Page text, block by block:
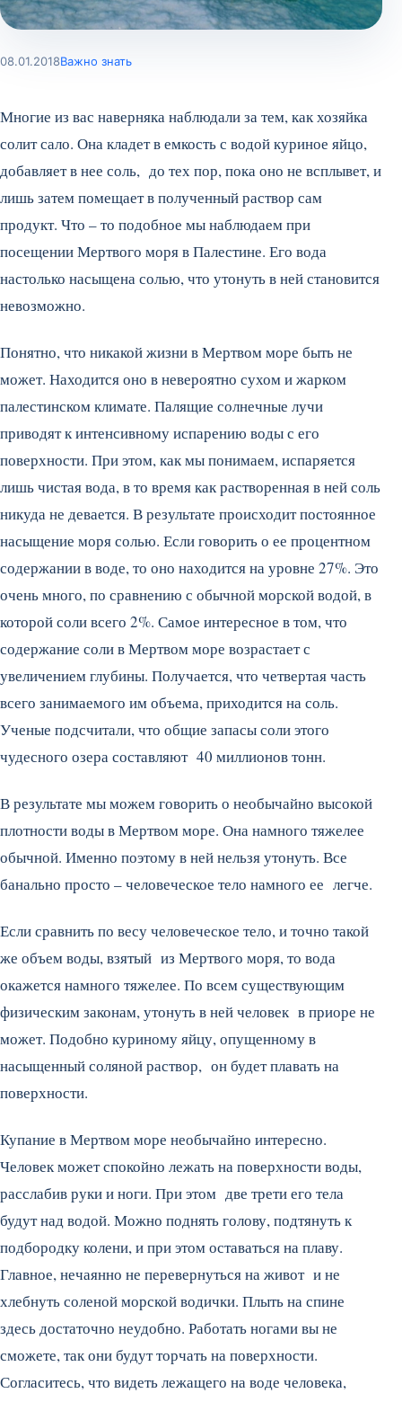
08.01.2018Важно знать
Многие из вас наверняка наблюдали за тем, как хозяйка
солит сало. Она кладет в емкость с водой куриное яйцо,
добавляет в нее соль, до тех пор, пока оно не всплывет, и
лишь затем помещает в полученный раствор сам
продукт. Что – то подобное мы наблюдаем при
посещении Мертвого моря в Палестине. Его вода
настолько насыщена солью, что утонуть в ней становится
невозможно.
Понятно, что никакой жизни в Мертвом море быть не
может. Находится оно в невероятно сухом и жарком
палестинском климате. Палящие солнечные лучи
приводят к интенсивному испарению воды с его
поверхности. При этом, как мы понимаем, испаряется
лишь чистая вода, в то время как растворенная в ней соль
никуда не девается. В результате происходит постоянное
насыщение моря солью. Если говорить о ее процентном
содержании в воде, то оно находится на уровне 27%. Это
очень много, по сравнению с обычной морской водой, в
которой соли всего 2%. Самое интересное в том, что
содержание соли в Мертвом море возрастает с
увеличением глубины. Получается, что четвертая часть
всего занимаемого им объема, приходится на соль.
Ученые подсчитали, что общие запасы соли этого
чудесного озера составляют 40 миллионов тонн.
В результате мы можем говорить о необычайно высокой
плотности воды в Мертвом море. Она намного тяжелее
обычной. Именно поэтому в ней нельзя утонуть. Все
банально просто – человеческое тело намного ее легче.
Если сравнить по весу человеческое тело, и точно такой
же объем воды, взятый из Мертвого моря, то вода
окажется намного тяжелее. По всем существующим
физическим законам, утонуть в ней человек в приоре не
может. Подобно куриному яйцу, опущенному в
насыщенный соляной раствор, он будет плавать на
поверхности.
Купание в Мертвом море необычайно интересно.
Человек может спокойно лежать на поверхности воды,
расслабив руки и ноги. При этом две трети его тела
будут над водой. Можно поднять голову, подтянуть к
подбородку колени, и при этом оставаться на плаву.
Главное, нечаянно не перевернуться на живот и не
хлебнуть соленой морской водички. Плыть на спине
здесь достаточно неудобно. Работать ногами вы не
сможете, так они будут торчать на поверхности.
Согласитесь, что видеть лежащего на воде человека,